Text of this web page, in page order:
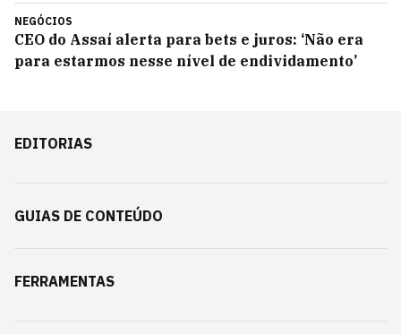
NEGÓCIOS
CEO do Assaí alerta para bets e juros: ‘Não era
para estarmos nesse nível de endividamento’
EDITORIAS
GUIAS DE CONTEÚDO
FERRAMENTAS